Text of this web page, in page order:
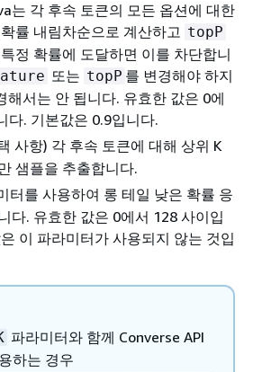
는 각 후속 토큰의 모든 옵션에 대한
률 내림차순으로 계산하고 topP
정 확률에 도달하면 이를 차단합니
또는 topP 를 변경해야 하지
해서는 안 됩니다. 유효한 값은 0에
다. 기본값은 0.9입니다.
사항) 각 후속 토큰에 대해 상위 K
샘플을 추출합니다.
터를 사용하여 롱 테일 낮은 확률 응
다. 유효한 값은 0에서 128 사이입
이 파라미터가 사용되지 않는 것입
파라미터와 함께 Converse API
하는 경우